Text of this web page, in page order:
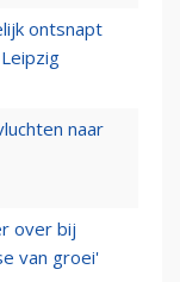
ontsnapt
naar
over bij
van groei'